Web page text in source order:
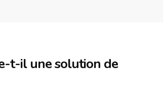
t-il une solution de